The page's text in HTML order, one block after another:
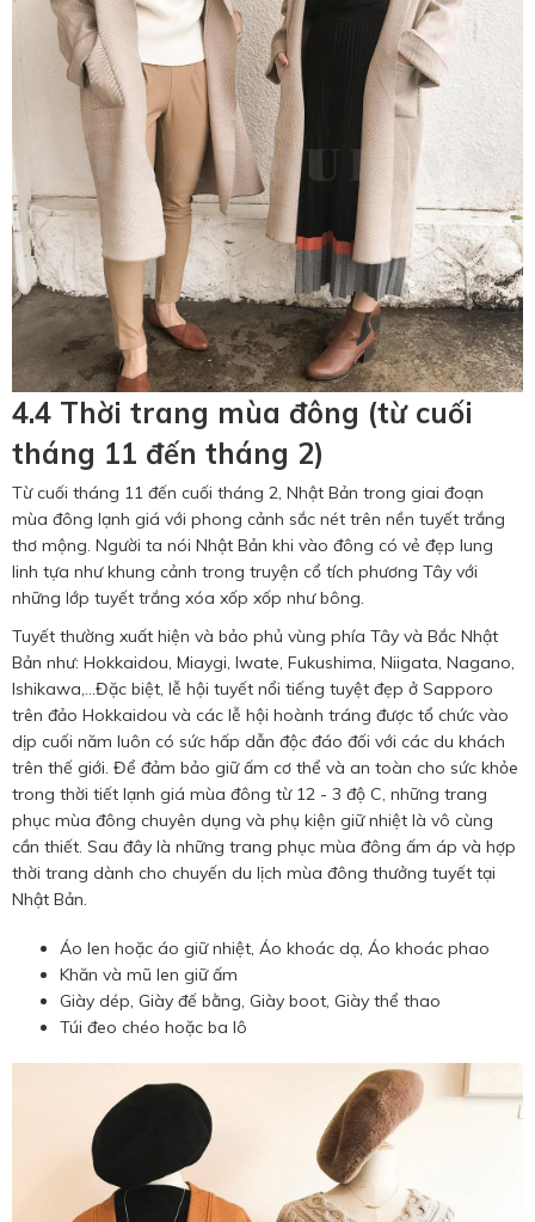
4.4 Thời trang mùa đông (từ cuối
tháng 11 đến tháng 2)
Từ cuối tháng 11 đến cuối tháng 2, Nhật Bản trong giai đoạn
mùa đông lạnh giá với phong cảnh sắc nét trên nền tuyết trắng
thơ mộng. Người ta nói Nhật Bản khi vào đông có vẻ đẹp lung
linh tựa như khung cảnh trong truyện cổ tích phương Tây với
những lớp tuyết trắng xóa xốp xốp như bông.
Tuyết thường xuất hiện và bảo phủ vùng phía Tây và Bắc Nhật
Bản như: Hokkaidou, Miaygi, Iwate, Fukushima, Niigata, Nagano,
Ishikawa,...Đặc biệt, lễ hội tuyết nổi tiếng tuyệt đẹp ở Sapporo
trên đảo Hokkaidou và các lễ hội hoành tráng được tổ chức vào
dịp cuối năm luôn có sức hấp dẫn độc đáo đối với các du khách
trên thế giới. Để đảm bảo giữ ấm cơ thể và an toàn cho sức khỏe
trong thời tiết lạnh giá mùa đông từ 12 - 3 độ C, những trang
phục mùa đông chuyên dụng và phụ kiện giữ nhiệt là vô cùng
cần thiết. Sau đây là những trang phục mùa đông ấm áp và hợp
thời trang dành cho chuyến du lịch mùa đông thưởng tuyết tại
Nhật Bản.
Áo len hoặc áo giữ nhiệt, Áo khoác dạ, Áo khoác phao
Khăn và mũ len giữ ấm
Giày dép, Giày đế bằng, Giày boot, Giày thể thao
Túi đeo chéo hoặc ba lô